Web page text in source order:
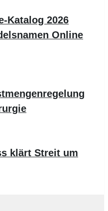
Katalog 2026
Online
klärt Streit um